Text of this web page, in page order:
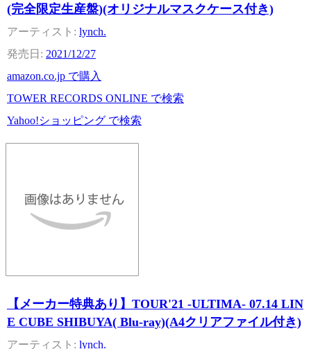
(完全限定生産盤)(オリジナルマスクケース付き)
lynch.
2021/12/27
amazon.co.jp で購入
TOWER RECORDS ONLINE で検索
Yahoo!ショッピング で検索
【メーカー特典あり】TOUR'21 -ULTIMA- 07.14 LIN
E CUBE SHIBUYA( Blu-ray)(A4クリアファイル付き)
lynch.